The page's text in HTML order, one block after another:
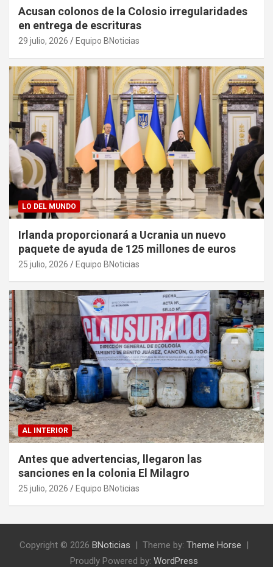
Acusan colonos de la Colosio irregularidades
en entrega de escrituras
29 julio, 2026 Equipo BNoticias
LO DEL MUNDO
Irlanda proporcionará a Ucrania un nuevo
paquete de ayuda de 125 millones de euros
25 julio, 2026 Equipo BNoticias
AL INTERIOR
Antes que advertencias, llegaron las
sanciones en la colonia El Milagro
25 julio, 2026 Equipo BNoticias
Copyright © 2026 BNoticias Theme by: Theme Horse
Proudly Powered by: WordPress